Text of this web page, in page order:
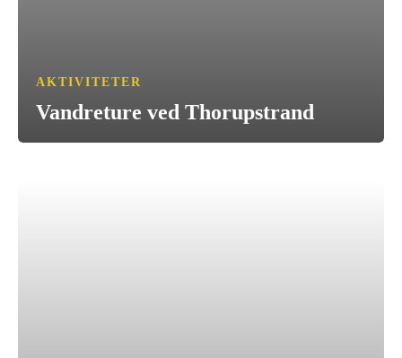
AKTIVITETER
Vandreture ved Thorupstrand